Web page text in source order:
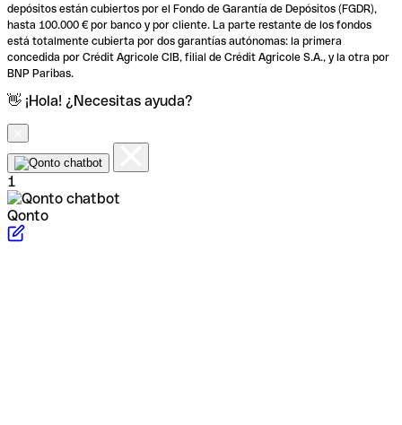
depósitos están cubiertos por el Fondo de Garantía de Depósitos (FGDR),
hasta 100.000 € por banco y por cliente. La parte restante de los fondos
está totalmente cubierta por dos garantías autónomas: la primera
concedida por Crédit Agricole CIB, filial de Crédit Agricole S.A., y la otra por
BNP Paribas.
👋 ¡Hola! ¿Necesitas ayuda?
1
Qonto